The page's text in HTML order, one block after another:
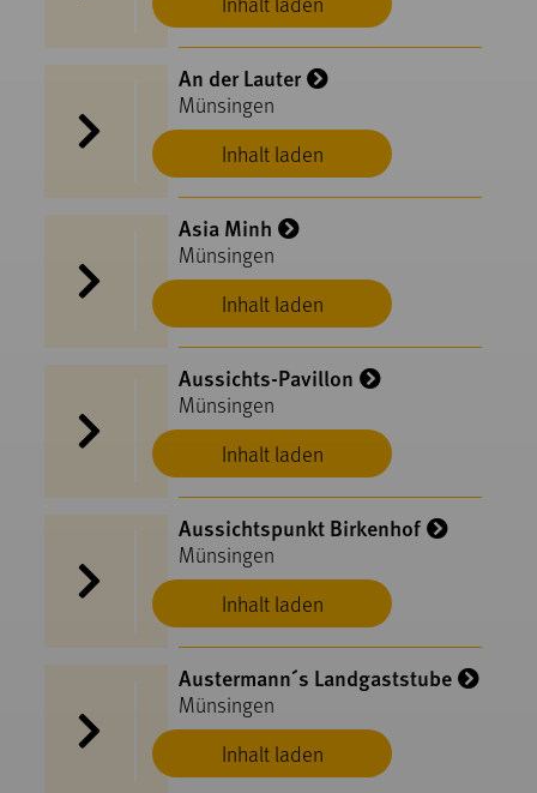
Inhalt laden
An der Lauter
Münsingen
Inhalt laden
Asia Minh
Münsingen
Inhalt laden
Aussichts-Pavillon
Münsingen
Inhalt laden
Aussichtspunkt Birkenhof
Münsingen
Inhalt laden
Austermann´s Landgaststube
Münsingen